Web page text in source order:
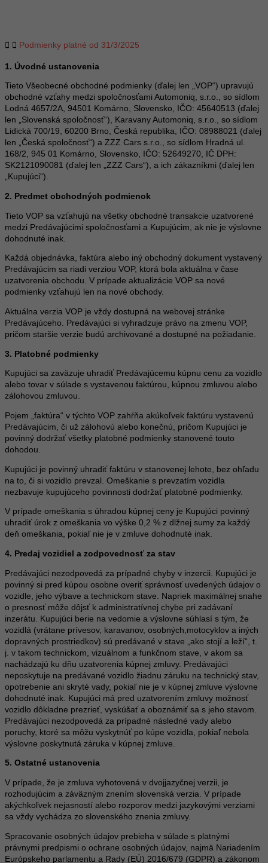
Podmienky platné od 31/3/2025
1. Úvodné ustanovenia
Tieto Všeobecné obchodné podmienky (ďalej len „VOP“) upravujú
obchodné vzťahy medzi spoločnosťami Automoniq, s.r.o., so sídlom
Lodná 4657/2A, 94501 Komárno, Slovensko, IČO: 45640513 (ďalej
len „Slovenská spoločnosť“), Karavany Automoniq, s.r.o., so sídlom
Lidická 700/19, 60200 Brno, Česká republika, IČO: 08988021 (ďalej
len „Česká spoločnosť“) a ZZZ Cars s.r.o., so sídlom Hradná ul.
168/2, 945 01 Komárno, Slovensko, IČO: 52649270, IČ DPH:
SK2121090081 (ďalej len „ZZZ Cars“), a ich zákazníkmi (ďalej len
„Kupujúci“).
2. Predmet obchodných podmienok
Tieto VOP sa vzťahujú na všetky obchodné transakcie uzatvorené
medzi Predávajúcimi spoločnosťami a Kupujúcim, ak nie je výslovne
dohodnuté inak.
Každá objednávka, faktúra alebo iný obchodný dokument vystavený
Predávajúcim sa riadi verziou VOP, ktorá bola aktuálna v čase
uzatvorenia obchodu. V prípade aktualizácie VOP sa nové
podmienky vzťahujú len na nové obchody.
Aktuálna verzia VOP je vždy dostupná na webovej stránke
Predávajúceho. Predávajúci si vyhradzuje právo na zmenu VOP,
pričom staršie verzie budú archivované a dostupné na požiadanie.
3. Platobné podmienky
Kupujúci sa zaväzuje uhradiť Predávajúcemu kúpnu cenu za vozidlo
alebo tovar v súlade s vystavenou faktúrou, kúpnou zmluvou alebo
zálohovou zmluvou.
Pojem „faktúra“ v týchto VOP zahŕňa akúkoľvek faktúru vystavenú
Predávajúcim, či už zálohovú alebo konečnú, pričom Kupujúci je
povinný dodržať všetky platobné podmienky stanovené touto
dohodou.
Kupujúci je povinný uhradiť faktúru v stanovenej lehote, bez ohľadu
na to, či si vozidlo prevzal. Omeškanie s prevzatím vozidla
nezbavuje kupujúceho povinnosti dodržať platobné podmienky.
V prípade omeškania s úhradou kúpnej ceny je Kupujúci povinný
uhradiť úrok z omeškania vo výške 0,2 % z dlžnej sumy za každý
deň omeškania, pokiaľ nie je v zmluve dohodnuté inak.
4. Predaj vozidiel a zodpovednosť za stav
Predávajúci nezodpovedá za prípadné chyby v inzercii. Kupujúci je
povinný si pred kúpou osobne overiť správnosť uvedených údajov o
vozidle, jeho výbave a technickom stave. Napriek maximálnej snahe
o presnosť môže dôjsť k administratívnej chybe pri zadávaní
inzerátu. Kupujúci berie na vedomie a výslovne súhlasí s tým, že
vozidlá (vrátane prívesov, karavanov, osobných,motocyklov a iných
dopravných prostriedkov) sú predávané v stave „ako stojí a leží“, t.
j. v takom technickom, vizuálnom a funkčnom stave, v akom sa
nachádzajú ku dňu uzatvorenia kúpnej zmluvy. Predávajúci
neposkytuje na predávané vozidlo žiadnu záruku na technický stav,
opotrebenie ani skryté vady, pokiaľ nie je v kúpnej zmluve výslovne
dohodnuté inak. Kupujúci má pred uzatvorením zmluvy možnosť
vozidlo dôkladne prezrieť, vyskúšať a oboznámiť sa s jeho stavom.
Predávajúci nezodpovedá za prípadné následné vady alebo
poruchy, ktoré sa môžu vyskytnúť po kúpe vozidla, pokiaľ nebola
výslovne poskytnutá záruka v kúpnej zmluve.
5. Ostatné ustanovenia
V prípade, že je zmluva vyhotovená v dvojjazyčnej verzii, je
rozhodujúcim a záväzným znením slovenská verzia. V prípade
akýchkoľvek nejasností alebo rozporov medzi jazykovými verziami
sa vždy vychádza zo slovenského znenia zmluvy.
Spracovanie osobných údajov prebieha v súlade s platnými
právnymi predpismi o ochrane osobných údajov, najmä Nariadením
Európskeho parlamentu a Rady (EÚ) 2016/679 (GDPR) a zákonom